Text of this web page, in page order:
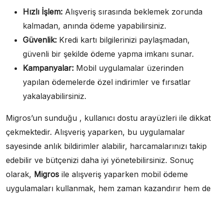
Hızlı İşlem: Alışveriş sırasında beklemek zorunda
kalmadan, anında ödeme yapabilirsiniz.
Güvenlik: Kredi kartı bilgilerinizi paylaşmadan,
güvenli bir şekilde ödeme yapma imkanı sunar.
Kampanyalar: Mobil uygulamalar üzerinden
yapılan ödemelerde özel indirimler ve fırsatlar
yakalayabilirsiniz.
Migros’un sunduğu , kullanıcı dostu arayüzleri ile dikkat
çekmektedir. Alışveriş yaparken, bu uygulamalar
sayesinde anlık bildirimler alabilir, harcamalarınızı takip
edebilir ve bütçenizi daha iyi yönetebilirsiniz. Sonuç
olarak, Migros ile alışveriş yaparken mobil ödeme
uygulamaları kullanmak, hem zaman kazandırır hem de